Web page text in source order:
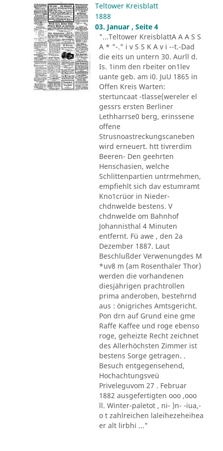
Teltower Kreisblatt
1888
03. Januar , Seite 4
"...Teltower KreisblattA A A S S
A * "-." i v S S K A v i --t.-Dad
die eits un untern 30. Aurll d.
Is. 1inm den rbeiter on1lev
uante geb. am i0. JuU 1865 in
Offen Kreis Warten:
stertuncaat -tlasse(wereler el
gessrs ersten Berliner
Lethharrse0 berg, erinssene
offene
Strusnoastreckungscaneben
wird erneuert. htt tivrerdim
Beeren- Den geehrten
Henschasien, welche
Schlittenpartien untrmehmen,
empfiehlt sich dav estumramt
Kno1crüor in Nieder-
chdnwelde bestens. V
chdnwelde om Bahnhof
Johannisthal 4 Minuten
entfernt. Fü awe , den 2a
Dezember 1887. Laut
Beschlußder Verwenungdes M
*uv8 m (am Rosenthaler Thor)
werden die vorhandenen
diesjährigen prachtrollen
prima anderoben, bestehrnd
aus : önigriches Amtsgericht.
Pon drn auf Grund eine gme
Raffe Kaffee und roge ebenso
roge, geheizte Recht zeichnet
des Allerhöchsten Zimmer ist
bestens Sorge getragen. .
Besuch entgegensehend,
Hochachtungsveü
Priveleguvom 27 . Februar
1882 ausgefertigten ooo ,ooo
ll. Winter-paletot , ni- )n- -iua,-
o t zahlreichen laleihezeheihea
er alt lirbhi ..."